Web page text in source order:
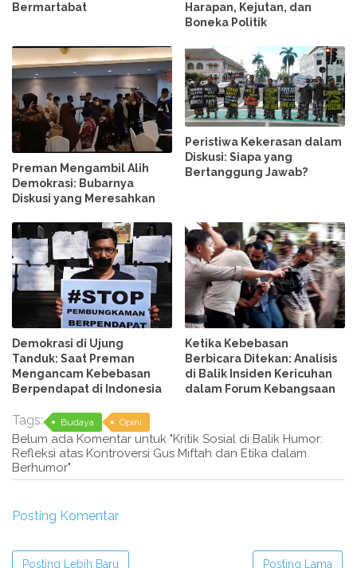
Bermartabat
Harapan, Kejutan, dan
Boneka Politik
Preman Mengambil Alih
Demokrasi: Bubarnya
Diskusi yang Meresahkan
Peristiwa Kekerasan dalam
Diskusi: Siapa yang
Bertanggung Jawab?
Demokrasi di Ujung
Tanduk: Saat Preman
Mengancam Kebebasan
Berpendapat di Indonesia
Ketika Kebebasan
Berbicara Ditekan: Analisis
di Balik Insiden Kericuhan
dalam Forum Kebangsaan
Tags: Budaya Opini
Belum ada Komentar untuk "Kritik Sosial di Balik Humor:
Refleksi atas Kontroversi Gus Miftah dan Etika dalam
Berhumor"
Posting Komentar
Posting Lebih Baru Posting Lama